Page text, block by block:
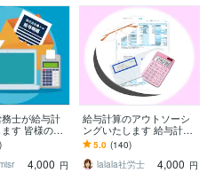
士が給与計
す 皆様の給
成します！
4,000 円
給与計算のアウトソーシ
ングいたします 給与計算
まるっとおまかせくださ
い。
5.0 (140)
lalala社労士
4,000 円